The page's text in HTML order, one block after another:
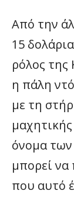
Από την
15
ρόλος της
η πάλη
με τη
όνομα των
μπορεί να
που αυτό